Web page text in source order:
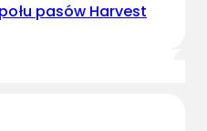
pasów Harvest